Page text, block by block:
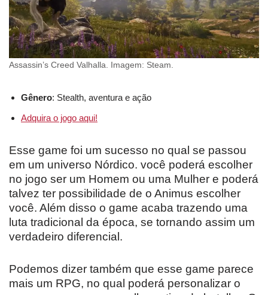
Assassin’s Creed Valhalla. Imagem: Steam.
Gênero: Stealth, aventura e ação
Adquira o jogo aqui!
Esse game foi um sucesso no qual se passou
em um universo Nórdico. você poderá escolher
no jogo ser um Homem ou uma Mulher e poderá
talvez ter possibilidade de o Animus escolher
você. Além disso o game acaba trazendo uma
luta tradicional da época, se tornando assim um
verdadeiro diferencial.
Podemos dizer também que esse game parece
mais um RPG, no qual poderá personalizar o